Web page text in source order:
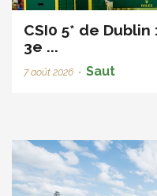
CSI0 5* de
3e ...
7 août 2026 • Saut